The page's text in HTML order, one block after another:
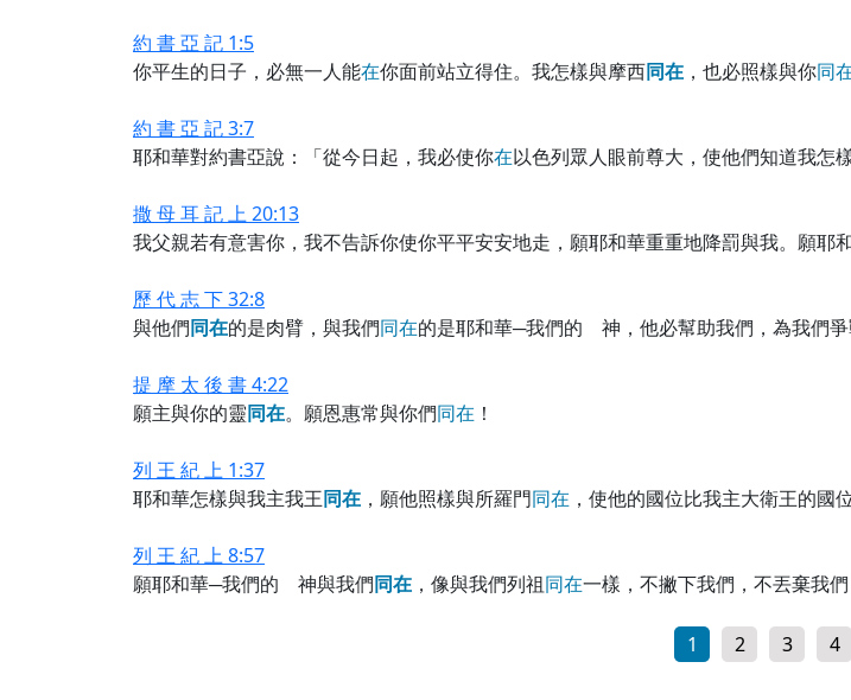
約 書 亞 記 1:5
你平生的日子，必無一人能在你面前站立得住。我怎樣與摩西同在 ，也必照樣與你同
約 書 亞 記 3:7
耶和華對約書亞說：「從今日起，我必使你在以色列眾人眼前尊大，使他們知道我怎
撒 母 耳 記 上 20:13
我父親若有意害你，我不告訴你使你平平安安地走，願耶和華重重地降罰與我。願耶
歷 代 志 下 32:8
與他們同在的是肉臂，與我們同在的是耶和華─我們的 神，他必幫助我們，為我們爭
提 摩 太 後 書 4:22
願主與你的靈同在。願恩惠常與你們同在 ！
列 王 紀 上 1:37
耶和華怎樣與我主我王同在 ，願他照樣與所羅門同在 ，使他的國位比我主大衛王的國
列 王 紀 上 8:57
願耶和華─我們的 神與我們同在 ，像與我們列祖同在一樣，不撇下我們，不丟棄我們
1 2 3 4